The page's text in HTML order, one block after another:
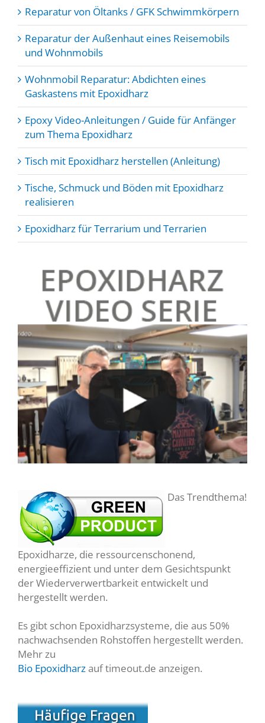
Reparatur von Öltanks / GFK Schwimmkörpern
Reparatur der Außenhaut eines Reisemobils
und Wohnmobils
Wohnmobil Reparatur: Abdichten eines
Gaskastens mit Epoxidharz
Epoxy Video-Anleitungen / Guide für Anfänger
zum Thema Epoxidharz
Tisch mit Epoxidharz herstellen (Anleitung)
Tische, Schmuck und Böden mit Epoxidharz
realisieren
Epoxidharz für Terrarium und Terrarien
Das Trendthema!
Epoxidharze, die ressourcenschonend,
energieeffizient und unter dem Gesichtspunkt
der Wiederverwertbarkeit entwickelt und
hergestellt werden.
Es gibt schon Epoxidharzsysteme, die aus 50%
nachwachsenden Rohstoffen hergestellt werden.
Mehr zu
Bio Epoxidharzauf timeout.de anzeigen.